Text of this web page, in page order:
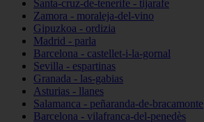
Santa-cruz-de-tenerife - tijarafe
Zamora - moraleja-del-vino
Gipuzkoa - ordizia
Madrid - parla
Barcelona - castellet-i-la-gornal
Sevilla - espartinas
Granada - las-gabias
Asturias - llanes
Salamanca - peñaranda-de-bracamonte
Barcelona - vilafranca-del-penedès